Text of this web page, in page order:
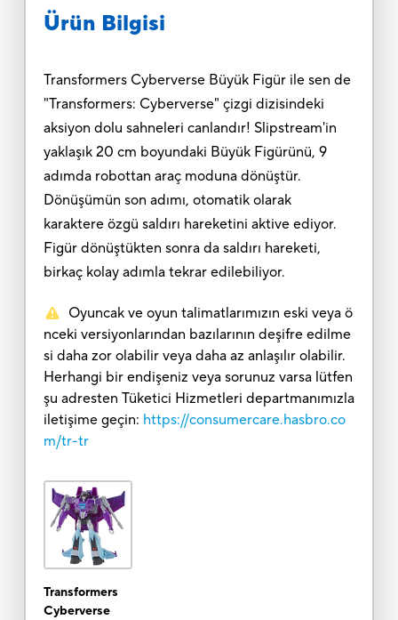
Ürün Bilgisi
Transformers Cyberverse Büyük Figür ile sen de
"Transformers: Cyberverse" çizgi dizisindeki
aksiyon dolu sahneleri canlandır! Slipstream'in
yaklaşık 20 cm boyundaki Büyük Figürünü, 9
adımda robottan araç moduna dönüştür.
Dönüşümün son adımı, otomatik olarak
karaktere özgü saldırı hareketini aktive ediyor.
Figür dönüştükten sonra da saldırı hareketi,
birkaç kolay adımla tekrar edilebiliyor.
Oyuncak ve oyun talimatlarımızın eski veya ö
nceki versiyonlarından bazılarının deşifre edilme
si daha zor olabilir veya daha az anlaşılır olabilir.
Herhangi bir endişeniz veya sorunuz varsa lütfen
şu adresten Tüketici Hizmetleri departmanımızla
iletişime geçin: https://consumercare.hasbro.co
m/tr-tr
Transformers
Cyberverse